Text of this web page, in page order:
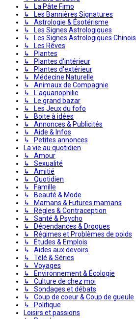
↳ La Pâte Fimo
↳ Les Bannières Signatures
↳ Astrologie & Ésotérisme
↳ Les Signes Astrologiques
↳ Les Signes Astrologiques Chinois
↳ Les Rêves
↳ Plantes
↳ Plantes d'intérieur
↳ Plantes d'extérieur
↳ Médecine Naturelle
↳ Animaux de Compagnie
↳ L'aquariophilie
↳ Le grand bazar
↳ Les Jeux du fofo
↳ Boite à idées
↳ Annonces & Publicités
↳ Aide & Infos
↳ Petites annonces
La vie au quotidien
↳ Amour
↳ Sexualité
↳ Amitié
↳ Quotidien
↳ Famille
↳ Beauté & Mode
↳ Mamans & Futures mamans
↳ Règles & Contraception
↳ Santé & Psycho
↳ Dépendances & Drogues
↳ Régimes et Problèmes de poids
↳ Études & Emplois
↳ Aides aux devoirs
↳ Télé & Séries
↳ Voyages
↳ Environnement & Écologie
↳ Culture de chez moi
↳ Sondages et débats
↳ Coup de coeur & Coup de gueule
↳ Politique
Loisirs et passions